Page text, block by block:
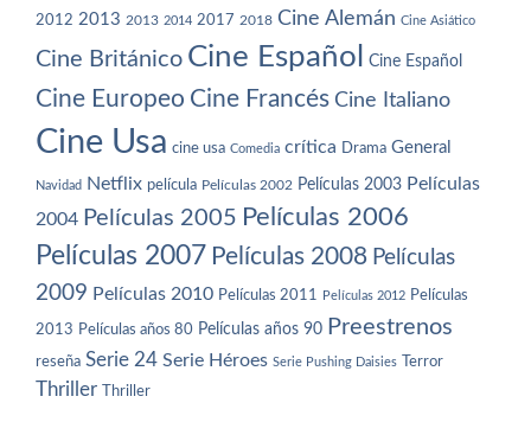
2012 2013 2013 2014 2017 2018 Cine Alemán Cine Asiático
Cine Británico Cine Español Cine Español
Cine Europeo Cine Francés Cine Italiano
Cine Usa cine usa Comedia crítica Drama General
Navidad Netflix película Películas 2002 Películas 2003 Películas
2004 Películas 2005 Películas 2006
Películas 2007 Películas 2008 Películas
2009 Películas 2010 Películas 2011 Películas 2012 Películas
2013 Películas años 80 Películas años 90 Preestrenos
reseña Serie 24 Serie Héroes Serie Pushing Daisies Terror
Thriller Thriller